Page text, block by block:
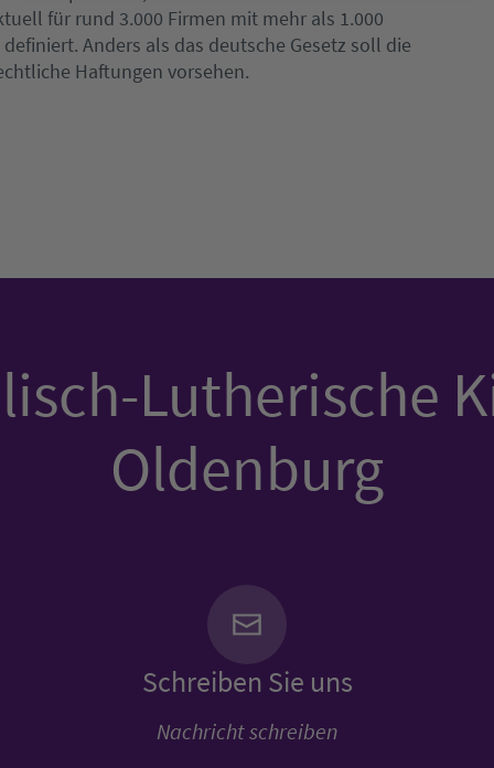
für rund 3.000 Firmen mit mehr als 1.000
Anders als das deutsche Gesetz soll die
Haftungen vorsehen.
Lutherische
Oldenburg
Schreiben Sie uns
Nachricht schreiben